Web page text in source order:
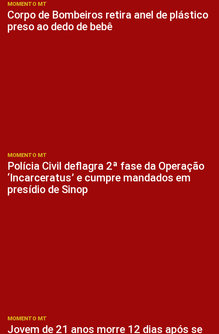
MOMENTO MT
Corpo de Bombeiros retira anel de plástico
preso ao dedo de bebê
MOMENTO MT
Polícia Civil deflagra 2ª fase da Operação
‘Incarceratus’ e cumpre mandados em
presídio de Sinop
MOMENTO MT
Jovem de 21 anos morre 12 dias após se